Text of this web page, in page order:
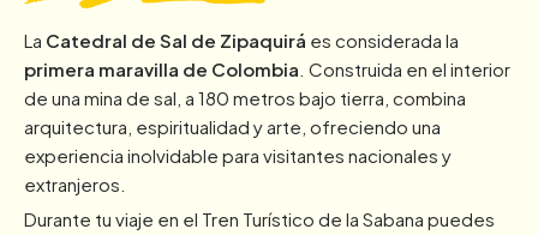
La Catedral de Sal de Zipaquirá es considerada la
primera maravilla de Colombia . Construida en el interior
de una mina de sal, a 180 metros bajo tierra, combina
arquitectura, espiritualidad y arte, ofreciendo una
experiencia inolvidable para visitantes nacionales y
extranjeros.
Durante tu viaje en el Tren Turístico de la Sabana puedes